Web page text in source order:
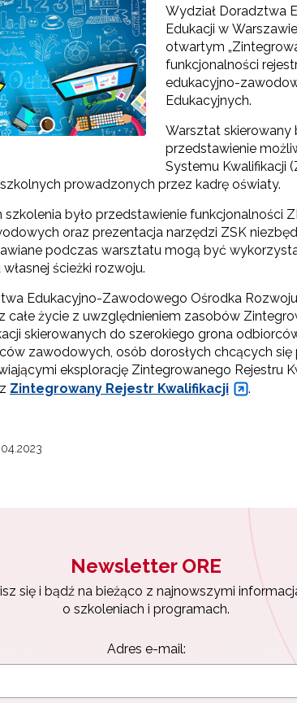
branżowe"
Wydział Doradztwa
Edukacji w
otwartym
funkcjonalności
edukacyjno-
Edukacyjnych.
Warsztat skierowany
przedstawienie
Systemu Kwalifikacji
prowadzonych przez kadrę oświaty.
szkolenia było przedstawienie funkcjonalności
oraz prezentacja narzędzi ZSK
podczas warsztatu mogą być
ścieżki rozwoju.
Edukacyjno-Zawodowego Ośrodka
całe życie z uwzględnieniem zasobów
skierowanych do szerokiego grona
zawodowych, osób dorosłych chcących
eksplorację Zintegrowanego Rejestru
Zintegrowany Rejestr Kwalifikacji .
Newsletter ORE
się i bądź na bieżąco z najnowszymi
o szkoleniach i programach.
Adres e-mail: